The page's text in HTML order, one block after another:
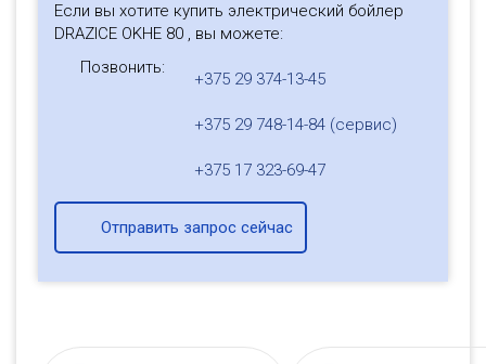
Если вы хотите купить электрический бойлер
DRAZICE OKHE 80 , вы можете:
Позвонить:
+375 29 374-13-45
+375 29 748-14-84 (сервис)
+375 17 323-69-47
Отправить запрос сейчас